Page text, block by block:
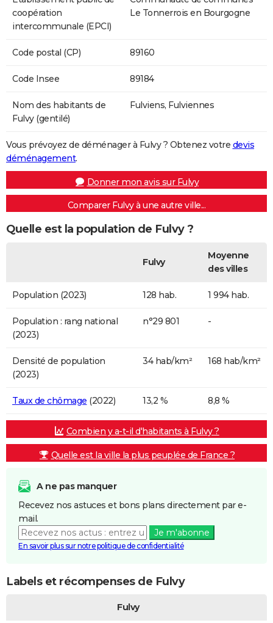
coopération
intercommunale (EPCI)
Le Tonnerrois en Bourgogne
Code postal (CP) 89160
Code Insee 89184
Nom des habitants de
Fulvy (gentilé)
Fulviens, Fulviennes
Vous prévoyez de déménager à Fulvy ? Obtenez votre devis
déménagement.
Donner mon avis sur Fulvy
Comparer Fulvy à une autre ville...
Quelle est la population de Fulvy ?
Fulvy
Moyenne
des villes
Population (2023) 128 hab. 1 994 hab.
Population : rang national
(2023)
n°29 801 -
Densité de population
(2023)
34 hab/km² 168 hab/km²
Taux de chômage (2022) 13,2 % 8,8 %
Combien y a-t-il d'habitants à Fulvy ?
Quelle est la ville la plus peuplée de France ?
A ne pas manquer
Recevez nos astuces et bons plans directement par e-
mail.
Je m'abonne
En savoir plus sur notre politique de confidentialité
Labels et récompenses de Fulvy
Fulvy